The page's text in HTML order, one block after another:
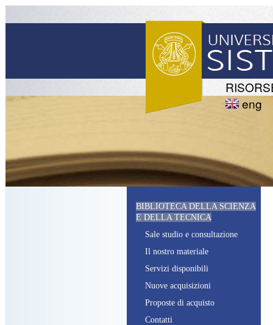
eng
BIBLIOTECA DELLA SCIENZA
E DELLA TECNICA
Sale studio e consultazione
Il nostro materiale
Servizi disponibili
Nuove acquisizioni
Proposte di acquisto
Contatti